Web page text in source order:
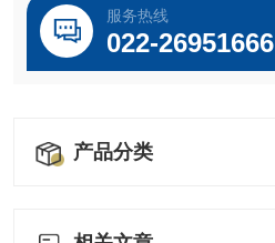
服务热线
022-26951666
产品分类